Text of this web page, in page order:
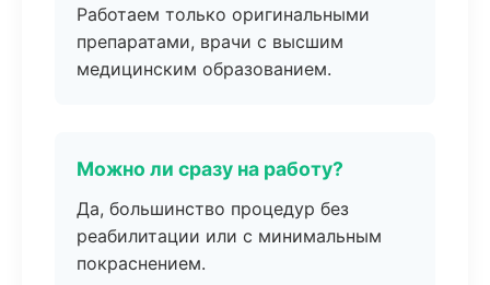
Работаем только оригинальными
препаратами, врачи с высшим
медицинским образованием.
Можно ли сразу на работу?
Да, большинство процедур без
реабилитации или с минимальным
покраснением.